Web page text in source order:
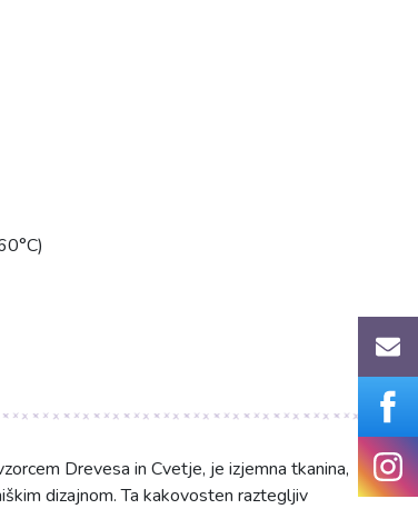
Drevesa in Cvetje, je izjemna tkanina,
dizajnom. Ta kakovosten raztegljiv